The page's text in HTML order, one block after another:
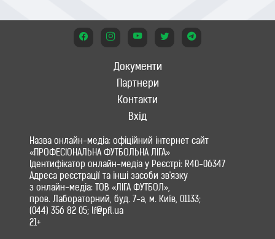
Документи
Партнери
Контакти
Вхід
Назва онлайн-медіа: офіційний інтернет сайт
«ПРОФЕСІОНАЛЬНА ФУТБОЛЬНА ЛІГА»
Ідентифікатор онлайн-медіа у Реєстрі: R40-06347
Адреса реєстрації та інші засоби зв'язку
з онлайн-медіа: ТОВ «ЛІГА ФУТБОЛ»,
пров. Лабораторний, буд. 7-а, м. Київ, 01133;
(044) 356 82 05; lf@pfl.ua
21+